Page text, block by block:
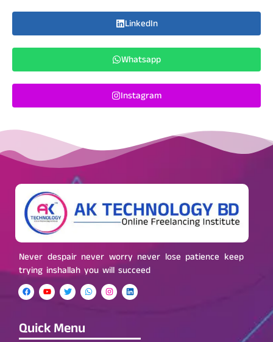
LinkedIn
Whatsapp
Instagram
Never despair never worry never lose patience keep
trying inshallah you will succeed
Quick Menu